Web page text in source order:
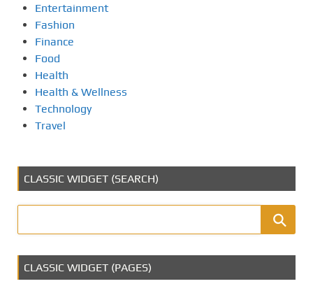
Entertainment
Fashion
Finance
Food
Health
Health & Wellness
Technology
Travel
CLASSIC WIDGET (SEARCH)
CLASSIC WIDGET (PAGES)